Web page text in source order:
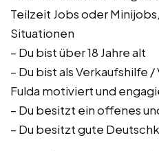
Teilzeit Jobs oder
Situationen
– Du bist über 18 Jahre alt
– Du bist als Verkaufshilfe
Fulda motiviert und
– Du besitzt ein offenes
– Du besitzt gute